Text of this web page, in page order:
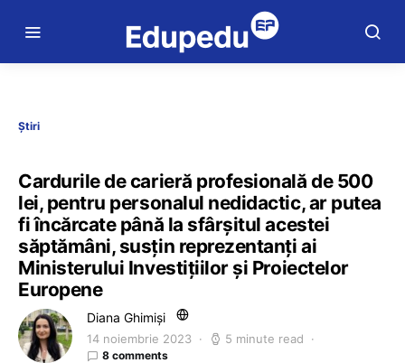
Știri
Cardurile de carieră profesională de 500
lei, pentru personalul nedidactic, ar putea
fi încărcate până la sfârșitul acestei
săptămâni, susțin reprezentanți ai
Ministerului Investițiilor şi Proiectelor
Europene
Diana Ghimiși
14 noiembrie 2023 5 minute read
8 comments